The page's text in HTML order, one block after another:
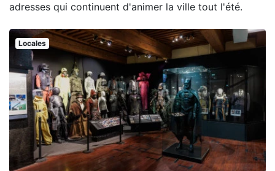
adresses qui continuent d'animer la ville tout l'été.
Locales